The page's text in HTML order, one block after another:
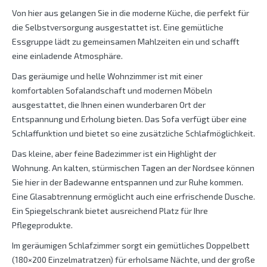
Von hier aus gelangen Sie in die moderne Küche, die perfekt für
die Selbstversorgung ausgestattet ist. Eine gemütliche
Essgruppe lädt zu gemeinsamen Mahlzeiten ein und schafft
eine einladende Atmosphäre.
Das geräumige und helle Wohnzimmer ist mit einer
komfortablen Sofalandschaft und modernen Möbeln
ausgestattet, die Ihnen einen wunderbaren Ort der
Entspannung und Erholung bieten. Das Sofa verfügt über eine
Schlaffunktion und bietet so eine zusätzliche Schlafmöglichkeit.
Das kleine, aber feine Badezimmer ist ein Highlight der
Wohnung. An kalten, stürmischen Tagen an der Nordsee können
Sie hier in der Badewanne entspannen und zur Ruhe kommen.
Eine Glasabtrennung ermöglicht auch eine erfrischende Dusche.
Ein Spiegelschrank bietet ausreichend Platz für Ihre
Pflegeprodukte.
Im geräumigen Schlafzimmer sorgt ein gemütliches Doppelbett
(180×200 Einzelmatratzen) für erholsame Nächte, und der große